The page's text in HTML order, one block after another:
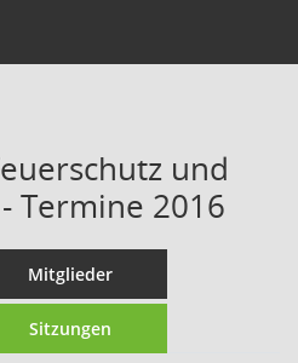
und
Termine 2016
Mitglieder
Sitzungen